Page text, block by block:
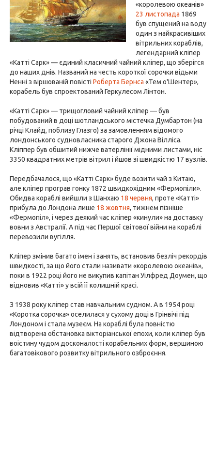
«королевою океанів»
23 листопада 1869
був спущений на воду
один з найкрасивіших
вітрильних кораблів,
легендарний кліпер
«Катті Сарк» — єдиний класичний чайний кліпер, що зберігся
до наших днів. Названий на честь короткої сорочки відьми
Ненні з віршованій повісті Роберта Бернса «Тем о'Шентер»,
корабель був спроектований Геркулесом Лінтон.
«Катті Сарк» — трищогловий чайний кліпер — був
побудований в доці шотландського містечка Думбартон (на
річці Клайд, поблизу Глазго) за замовленням відомого
лондонського судновласника старого Джона Вілліса.
Кліппер був обшитий нижче ватерлінії мідними листами, ніс
3350 квадратних метрів вітрил і йшов зі швидкістю 17 вузлів.
Передбачалося, що «Катті Сарк» буде возити чай з Китаю,
але кліпер програв гонку 1872 швидкохідним «Фермопіли».
Обидва кораблі вийшли з Шанхаю 18 червня, проте «Катті»
прибула до Лондона лише 18 жовтня, тижнем пізніше
«Фермопіл», і через деякий час кліпер «кинули» на доставку
вовни з Австралії. А під час Першої світової війни на кораблі
перевозили вугілля.
Кліпер змінив багато імен і занять, встановив безліч рекордів
швидкості, за що його стали називати «королевою океанів»,
поки в 1922 році його не викупив капітан Уілфред Доумен, що
відновив «Катті» у всій її колишній красі.
З 1938 року кліпер став навчальним судном. А в 1954 році
«Коротка сорочка» оселилася у сухому доці в Грінвічі під
Лондоном і стала музеєм. На кораблі була повністю
відтворена обстановка вікторіанської епохи, коли кліпер був
воістину чудом досконалості корабельних форм, вершиною
багатовікового розвитку вітрильного озброєння.